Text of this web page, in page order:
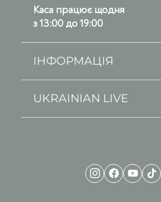
Каса працює щодня
з 13:00 до 19:00
ІНФОРМАЦІЯ
UKRAINIAN LIVE